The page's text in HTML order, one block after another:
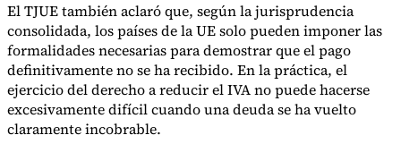
El TJUE también aclaró que, según la jurisprudencia
consolidada, los países de la UE solo pueden imponer las
formalidades necesarias para demostrar que el pago
definitivamente no se ha recibido. En la práctica, el
ejercicio del derecho a reducir el IVA no puede hacerse
excesivamente difícil cuando una deuda se ha vuelto
claramente incobrable.